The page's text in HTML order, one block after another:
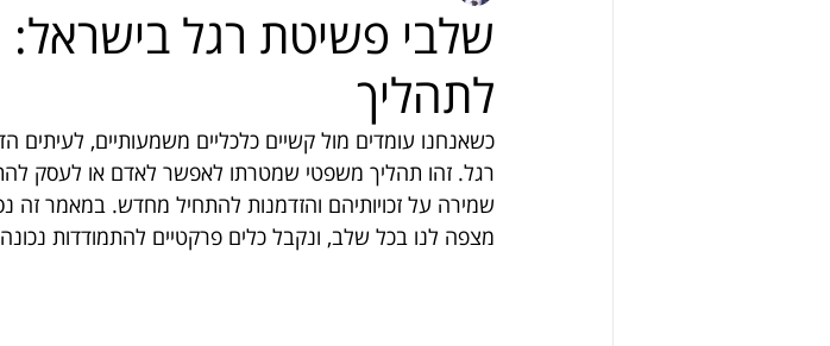
שלבי פשיטת רגל בישראל:
לתהליך
כשאנחנו עומדים מול קשיים כלכליים משמעותיים,
רגל. זהו תהליך משפטי שמטרתו לאפשר לאדם או לעסק
שמירה על זכויותיהם והזדמנות להתחיל מחדש. במאמר זה
מצפה לנו בכל שלב, ונקבל כלים פרקטיים להתמודדות